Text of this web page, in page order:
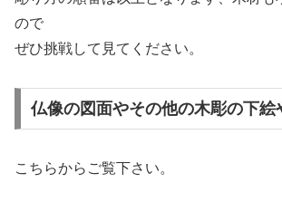
ので
ぜひ挑戦して見てください。
仏像の図面やその他の木彫の下絵
こちらからご覧下さい。